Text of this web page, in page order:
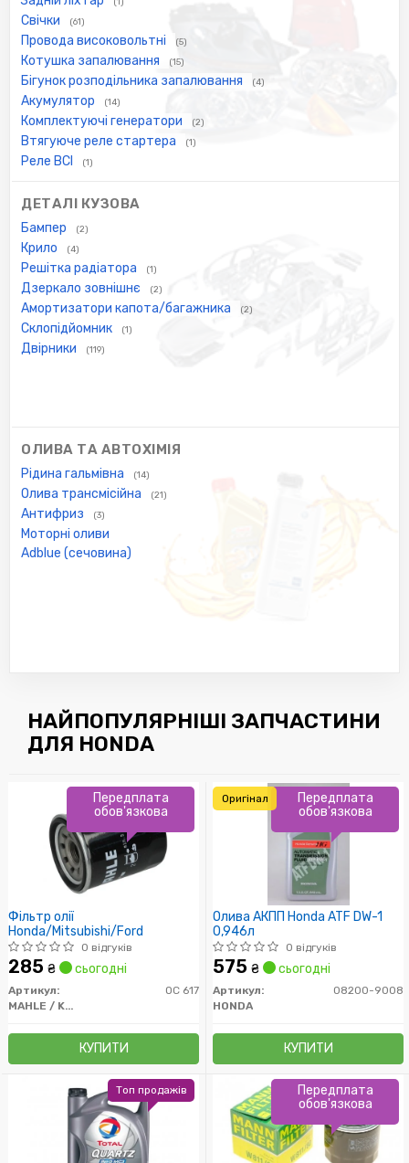
Свічки (61)
Провода високовольтні (5)
Котушка запалювання (15)
Бігунок розподільника запалювання (4)
Акумулятор (14)
Комплектуючі генератори (2)
Втягуюче реле стартера (1)
Реле ВСІ (1)
ДЕТАЛІ КУЗОВА
Бампер (2)
Крило (4)
Решітка радіатора (1)
Дзеркало зовнішнє (2)
Амортизатори капота/багажника (2)
Склопідйомник (1)
Двірники (119)
ОЛИВА ТА АВТОХІМІЯ
Рідина гальмівна (14)
Олива трансмісійна (21)
Антифриз (3)
Моторні оливи
Adblue (сечовина)
НАЙПОПУЛЯРНІШІ ЗАПЧАСТИНИ
ДЛЯ HONDA
Фільтр олії
Honda/Mitsubishi/Ford
0 відгуків
285 ₴ сьогодні
Артикул:
OC 617
MAHLE / KNECHT
КУПИТИ
Передплата
обов'язкова
Олива АКПП Honda ATF DW-1
0,946л
0 відгуків
575 ₴ сьогодні
Артикул:
08200-9008
HONDA
КУПИТИ
Передплата
обов'язкова
Оригінал
Топ продажів
Передплата
обов'язкова